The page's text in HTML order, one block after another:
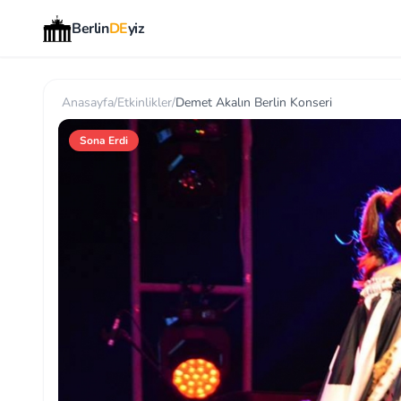
BerlinDEyiz
Anasayfa/Etkinlikler/Demet Akalın Berlin Konseri
Sona Erdi